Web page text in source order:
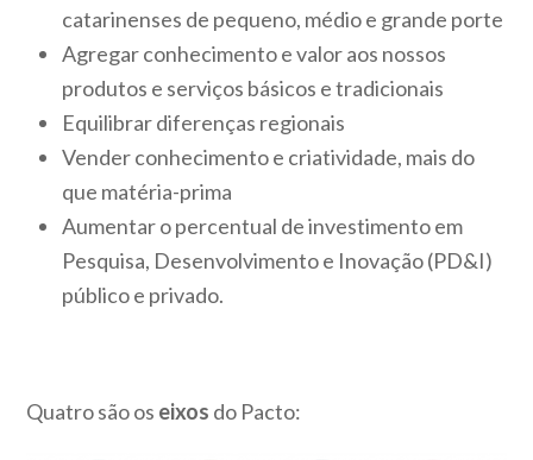
catarinenses de pequeno, médio e grande porte
Agregar conhecimento e valor aos nossos
produtos e serviços básicos e tradicionais
Equilibrar diferenças regionais
Vender conhecimento e criatividade, mais do
que matéria-prima
Aumentar o percentual de investimento em
Pesquisa, Desenvolvimento e Inovação (PD&I)
público e privado.
Quatro são os eixos do Pacto: